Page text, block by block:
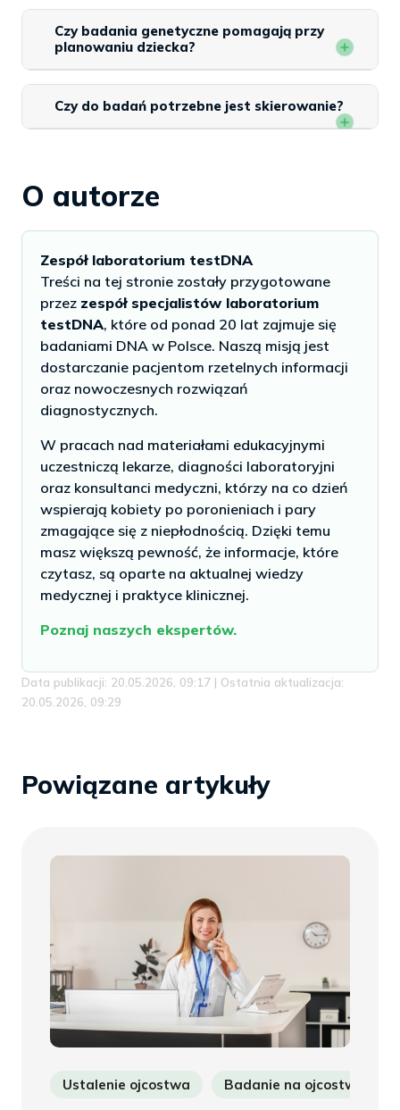
Czy badania genetyczne pomagają przy
planowaniu dziecka?
Czy do badań potrzebne jest skierowanie?
O autorze
Zespół laboratorium testDNA
Treści na tej stronie zostały przygotowane
przez zespół specjalistów laboratorium
testDNA, które od ponad 20 lat zajmuje się
badaniami DNA w Polsce. Naszą misją jest
dostarczanie pacjentom rzetelnych informacji
oraz nowoczesnych rozwiązań
diagnostycznych.
W pracach nad materiałami edukacyjnymi
uczestniczą lekarze, diagności laboratoryjni
oraz konsultanci medyczni, którzy na co dzień
wspierają kobiety po poronieniach i pary
zmagające się z niepłodnością. Dzięki temu
masz większą pewność, że informacje, które
czytasz, są oparte na aktualnej wiedzy
medycznej i praktyce klinicznej.
Poznaj naszych ekspertów.
Data publikacji: 20.05.2026, 09:17 | Ostatnia aktualizacja:
20.05.2026, 09:29
Powiązane artykuły
Ustalenie ojcostwa Badanie na ojcostwo